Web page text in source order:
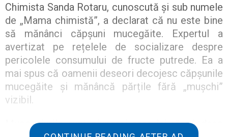
Chimista Sanda Rotaru, cunoscută și sub numele
de „Mama chimistă”, a declarat că nu este bine
să mănânci căpșuni mucegăite. Expertul a
avertizat pe rețelele de socializare despre
pericolele consumului de fructe putrede. Ea a
mai spus că oamenii deseori decojesc căpșunile
mucegăite și mănâncă părțile fără „mușchi”
vizibil.
Mucegaiurile sunt ciuperci care își răspândesc